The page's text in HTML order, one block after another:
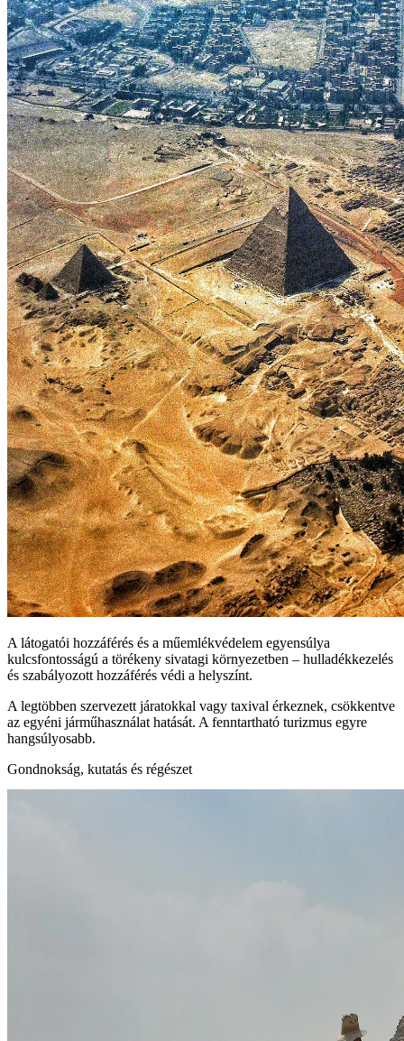
A látogatói hozzáférés és a műemlékvédelem egyensúlya
kulcsfontosságú a törékeny sivatagi környezetben – hulladékkezelés
és szabályozott hozzáférés védi a helyszínt.
A legtöbben szervezett járatokkal vagy taxival érkeznek, csökkentve
az egyéni járműhasználat hatását. A fenntartható turizmus egyre
hangsúlyosabb.
Gondnokság, kutatás és régészet